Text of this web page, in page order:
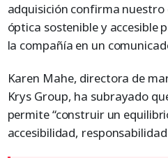
adquisición confirma
óptica sostenible y accesible
la compañía en un
Karen Mahe, directora de
Krys Group, ha subrayado
permite “construir un
accesibilidad, responsabilidad